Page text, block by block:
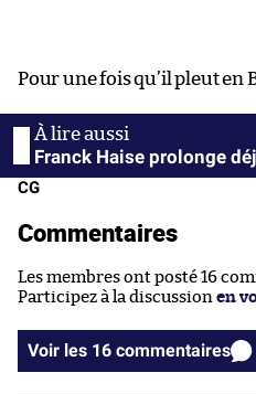
Pour une fois qu’il pleut en
Franck Haise prolonge
CG
Commentaires
Les membres ont posté 16
Participez à la discussion en
Voir les 16 commentaires